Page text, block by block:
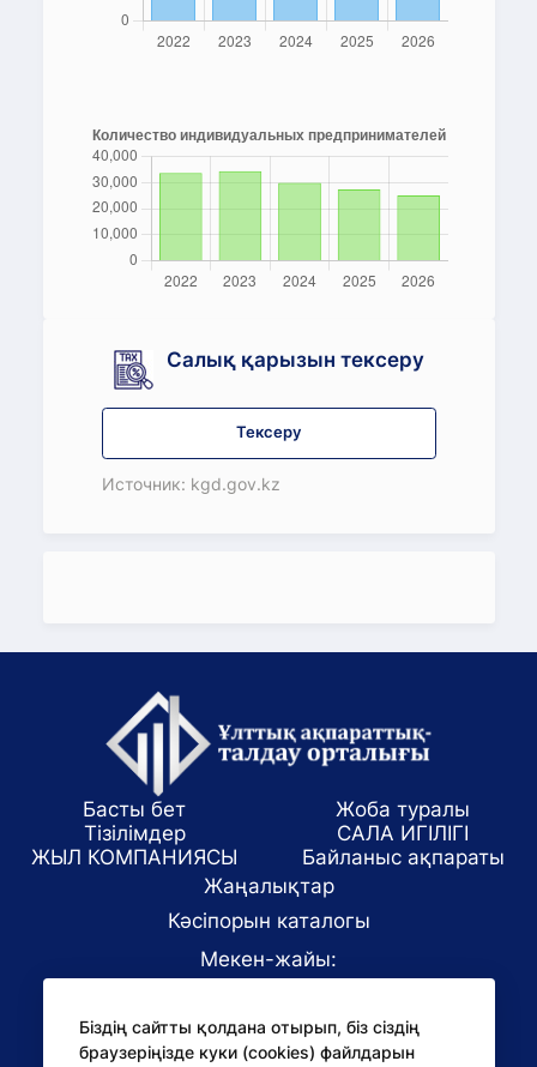
Салық қарызын тексеру
Тексеру
Источник: kgd.gov.kz
Біздің сайтты қолдана отырып, біз сіздің
браузеріңізде куки (cookies) файлдарын
Басты бет
Жоба туралы
Тізілімдер
САЛА ИГІЛІГІ
ЖЫЛ КОМПАНИЯСЫ
Байланыс ақпараты
Жаңалықтар
Кәсіпорын каталогы
Мекен-жайы:
E-mail: